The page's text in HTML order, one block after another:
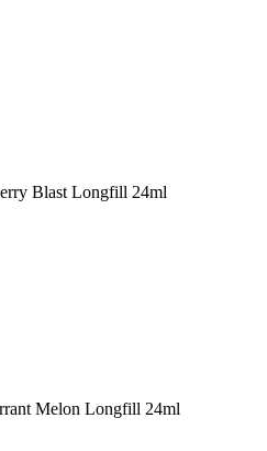
Blast Longfill 24ml
Melon Longfill 24ml